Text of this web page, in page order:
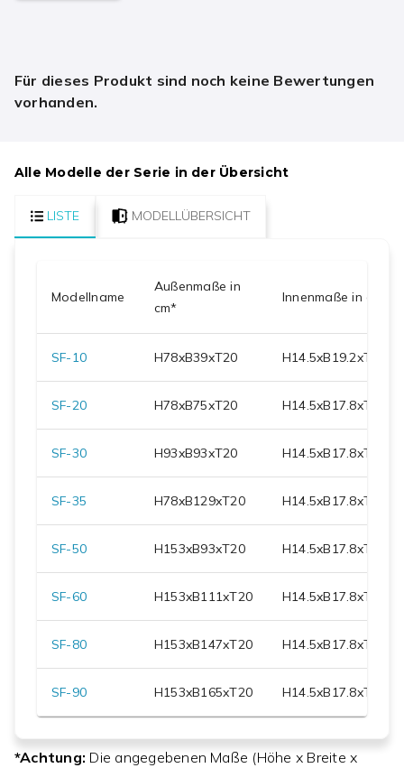
Für dieses Produkt sind noch keine Bewertungen
vorhanden.
Alle Modelle der Serie in der Übersicht
LISTE MODELLÜBERSICHT
Modellname
Außenmaße in
cm*
Innenmaße in cm
SF-10 H78xB39xT20 H14.5xB 19.2xT
SF-20 H78xB75xT20 H14.5xB 17.8xT
SF-30 H93xB93xT20 H14.5xB 17.8xT
SF-35 H78xB129xT20 H14.5xB 17.8xT
SF-50 H153xB93xT20 H14.5xB 17.8xT
SF-60 H153xB111xT20 H14.5xB 17.8xT
SF-80 H153xB147xT20 H14.5xB 17.8xT
SF-90 H153xB165xT20 H14.5xB 17.8xT
*Achtung: Die angegebenen Maße (Höhe x Breite x